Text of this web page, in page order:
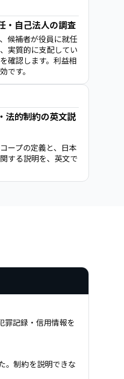
・自己法人の調査
候補者が役員に就任
実質的に支配してい
確認します。利益相
です。
法的制約の英文説
ープの定義と、日本
する説明を、英文で
罪記録・信用情報を
。制約を説明できな